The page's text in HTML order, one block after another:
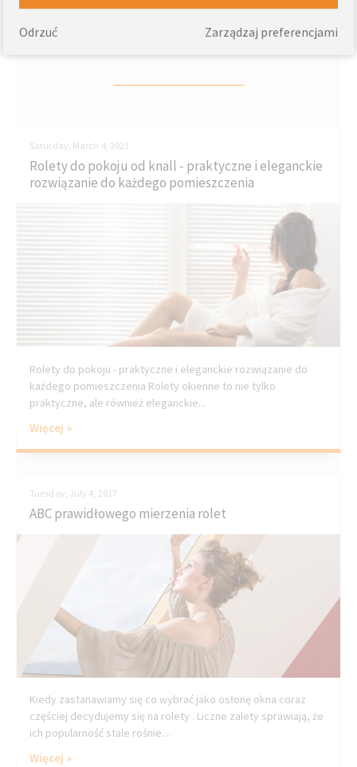
Sprawdź również.
Saturday, March 4, 2023
Rolety do pokoju od knall - praktyczne i eleganckie
rozwiązanie do każdego pomieszczenia
Rolety do pokoju - praktyczne i eleganckie rozwiązanie do
każdego pomieszczenia Rolety okienne to nie tylko
praktyczne, ale również eleganckie...
Więcej »
Tuesday, July 4, 2017
ABC prawidłowego mierzenia rolet
Kiedy zastanawiamy się co wybrać jako osłonę okna coraz
częściej decydujemy się na rolety . Liczne zalety sprawiają, że
ich popularność stale rośnie....
Więcej »
Zarządzaj preferencjami
Odrzuć